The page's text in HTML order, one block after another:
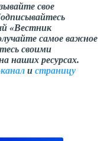
свое
«Вестник
самое важное
своими
наших ресурсах.
и страницу